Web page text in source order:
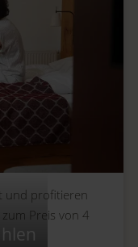
und profitieren
Preis von 4